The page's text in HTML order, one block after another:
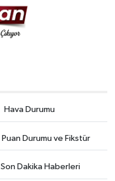
Hava Durumu
Puan Durumu ve Fikstür
Son Dakika Haberleri